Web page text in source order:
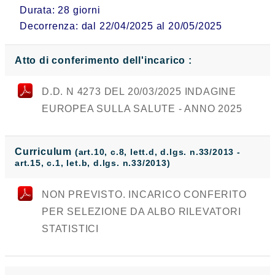
Durata: 28 giorni
Decorrenza: dal 22/04/2025 al 20/05/2025
Atto di conferimento dell'incarico :
D.D. N 4273 DEL 20/03/2025 INDAGINE
EUROPEA SULLA SALUTE - ANNO 2025
Curriculum (art.10, c.8, lett.d, d.lgs. n.33/2013 -
art.15, c.1, let.b, d.lgs. n.33/2013)
NON PREVISTO. INCARICO CONFERITO
PER SELEZIONE DA ALBO RILEVATORI
STATISTICI